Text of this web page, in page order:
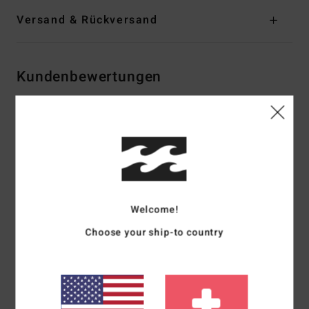
Versand & Rückversand
Kundenbewertungen
4.5/5
2 verifizierten Bewertungen
Welcome!
Choose your ship-to country